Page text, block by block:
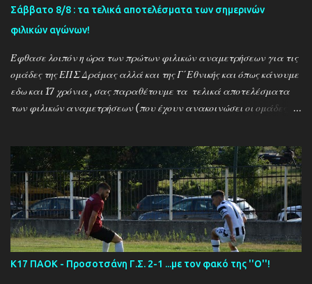
Σάββατο 8/8 : τα τελικά αποτελέσματα των σημερινών
φιλικών αγώνων!
Έφθασε λοιπόν η ώρα των πρώτων φιλικών αναμετρήσεων για τις
ομάδες της ΕΠΣ Δράμας αλλά και της Γ΄Εθνικής και όπως κάνουμε
εδω και 17 χρόνια , σας παραθέτουμε τα τελικά αποτελέσματα
των φιλικών αναμετρήσεων (που έχουν ανακοινώσει οι ομάδες) ....
Ξηροποτάμος - Νευροκοπι 2-2 Α.Ο. Καβάλα - Αγ. Αθανάσιος 5-1
Μαυρόβατος - Αμπελοκηποι 0-2 Κ17 ΠΑΟΚ - Προσοτσάνη 2-1
(7/8) ------------------------------------------------------
--------- Ν. Αμισος - Νεοχώρι Σερρών 3-0
Κ17 ΠΑΟΚ - Προσοτσάνη Γ.Σ. 2-1 ...με τον φακό της ''Ο''!